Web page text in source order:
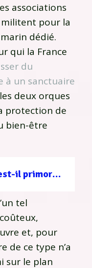
associations
pour la
dédié.
qui la France
du
à un sanctuaire
deux orques
protection de
bien-être
Pourquoi est-il primordial de protéger les milieux aquatiques ?
tel
et, pour
de ce type n’a
sur le plan